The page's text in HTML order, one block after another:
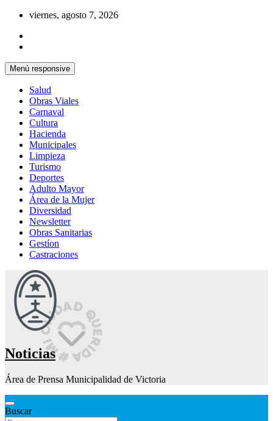
Saltar
contenido
viernes, agosto 7, 2026
Menú responsive
Salud
Obras Viales
Carnaval
Cultura
Hacienda
Municipales
Limpieza
Turismo
Deportes
Adulto Mayor
Área de la Mujer
Diversidad
Newsletter
Obras Sanitarias
Gestíon
Castraciones
Noticias
Área de Prensa Municipalidad de Victoria
Buscar